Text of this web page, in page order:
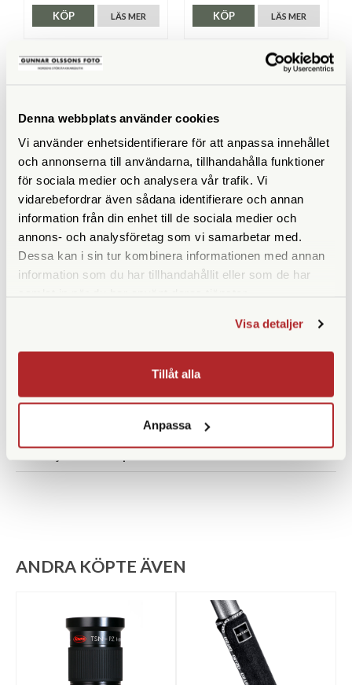
Denna webbplats använder cookies
Vi använder enhetsidentifierare för att anpassa innehållet
och annonserna till användarna, tillhandahålla funktioner
för sociala medier och analysera vår trafik. Vi
vidarebefordrar även sådana identifierare och annan
information från din enhet till de sociala medier och
annons- och analysföretag som vi samarbetar med.
Dessa kan i sin tur kombinera informationen med annan
information som du har tillhandahållit eller som de har
Visa detaljer
Tillåt alla
Anpassa
LÄS MER
KÖP LÄS MER
KÖP
SPECIFIKATIONER
Maxhöjd med mittpelare
(cm)
Maxhöjd utan mittpelare
(cm)
156
Höjd ihopfällt (cm) 69
Bensektioner 3
Vridlås
ANDRA KÖPTE ÄVEN